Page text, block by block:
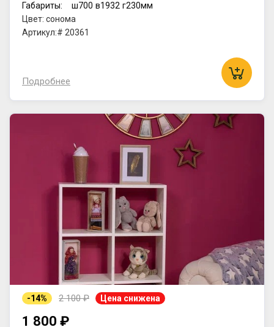
Габариты: ш700 в1932 г230мм
Цвет: сонома
Артикул:# 20361
Подробнее
-14% 2 100 ₽ Цена снижена
1 800 ₽